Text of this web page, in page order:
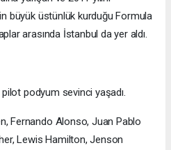
büyük üstünlük kurduğu Formula
arasında İstanbul da yer aldı.
podyum sevinci yaşadı.
Fernando Alonso, Juan Pablo
Lewis Hamilton, Jenson